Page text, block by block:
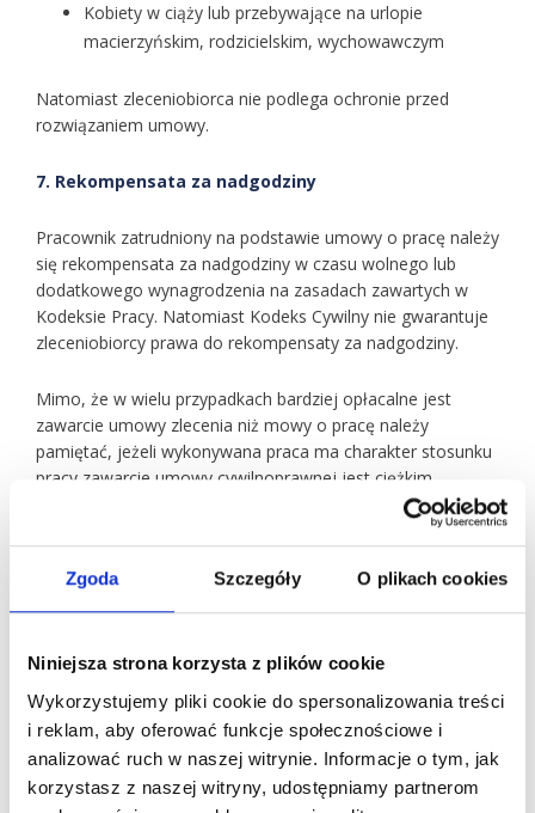
Zgoda Szczegóły O plikach cookies
Niniejsza strona korzysta z plików cookie
Wykorzystujemy pliki cookie do spersonalizowania treści
i reklam, aby oferować funkcje społecznościowe i
analizować ruch w naszej witrynie. Informacje o tym, jak
korzystasz z naszej witryny, udostępniamy partnerom
Kobiety w ciąży lub przebywające na urlopie
macierzyńskim, rodzicielskim, wychowawczym
Natomiast zleceniobiorca nie podlega ochronie przed
rozwiązaniem umowy.
7. Rekompensata za nadgodziny
Pracownik zatrudniony na podstawie umowy o pracę należy
się rekompensata za nadgodziny w czasu wolnego lub
dodatkowego wynagrodzenia na zasadach zawartych w
Kodeksie Pracy. Natomiast Kodeks Cywilny nie gwarantuje
zleceniobiorcy prawa do rekompensaty za nadgodziny.
Mimo, że w wielu przypadkach bardziej opłacalne jest
zawarcie umowy zlecenia niż mowy o pracę należy
pamiętać, jeżeli wykonywana praca ma charakter stosunku
pracy zawarcie umowy cywilnoprawnej jest ciężkim
naruszeniem obowiązujących przepisów. O formie prawnej
zawieranej umowy nie decyduje jej nazwa lecz warunki w
wymagane
Adres e-mail *